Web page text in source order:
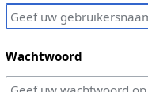
Wachtwoord